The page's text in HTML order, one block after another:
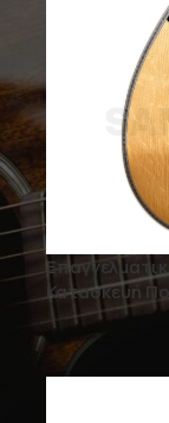
Κατασκευή